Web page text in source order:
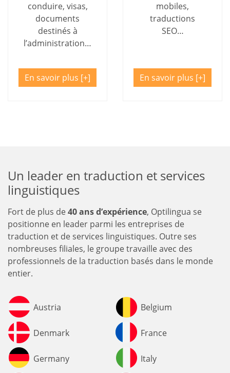
conduire, visas,
documents
destinés à
l’administration…
En savoir plus
mobiles,
traductions
SEO…
En savoir plus
Un leader en traduction et services
linguistiques
Fort de plus de40 ans d’expérience, Optilingua se
positionne en leader parmi les entreprises de
traduction et de services linguistiques. Outre ses
nombreuses filiales, le groupe travaille avec des
professionnels de la traduction basés dans le monde
entier.
Austria Belgium
Denmark France
Germany Italy